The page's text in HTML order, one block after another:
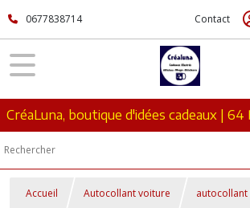
0677838714 Contact
CréaLuna, boutique d'idées cadeaux | 64
Accueil Autocollant voiture